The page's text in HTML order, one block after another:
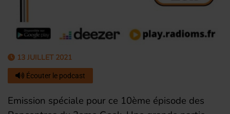
13 JUILLET 2021
Écouter le podcast
Emission spéciale pour ce 10ème épisode des